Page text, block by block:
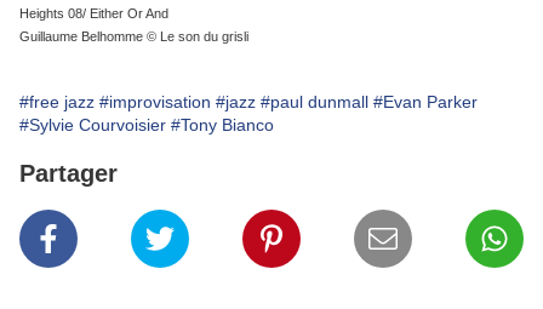
Heights 08/ Either Or And
Guillaume Belhomme © Le son du grisli
#free jazz #improvisation #jazz #paul dunmall #Evan Parker
#Sylvie Courvoisier #Tony Bianco
Partager